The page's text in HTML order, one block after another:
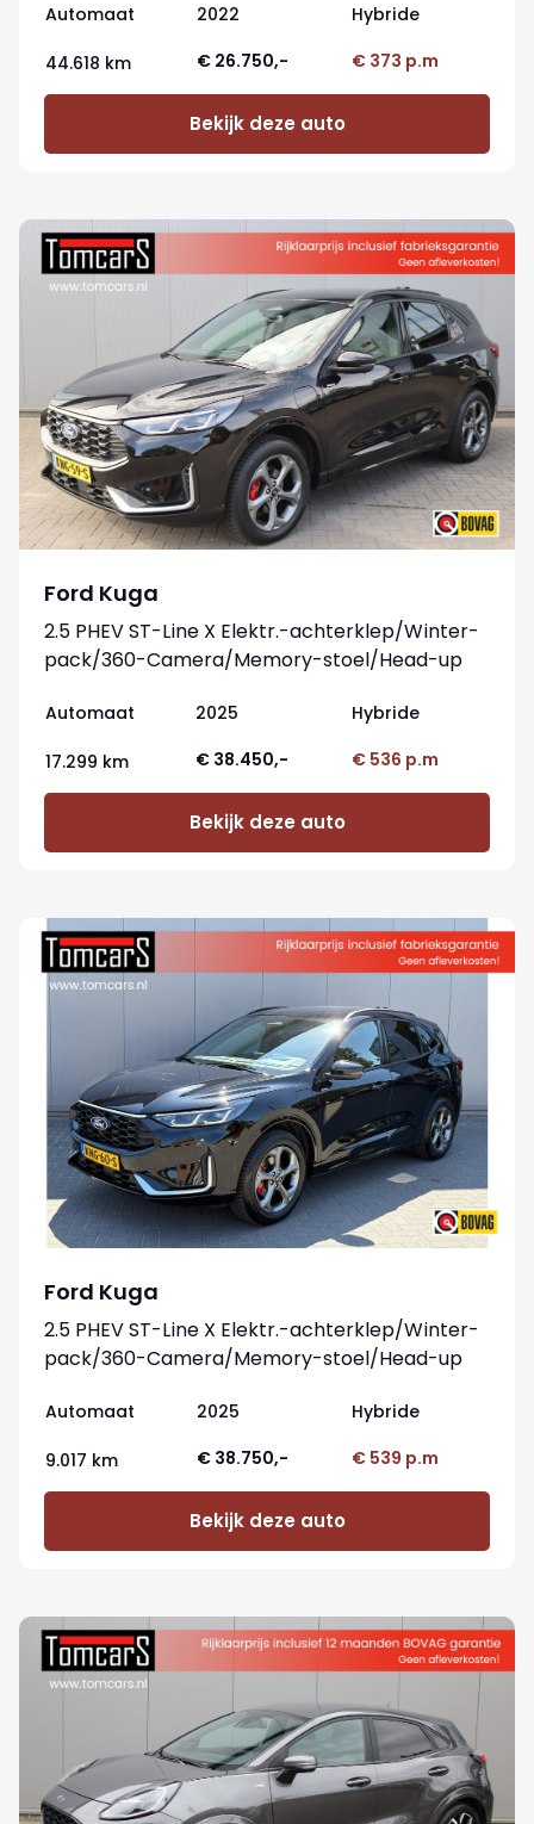
Automaat 2022 Hybride
44.618 km € 26.750,- € 373 p.m
Bekijk deze auto
Ford Kuga
2.5 PHEV ST-Line X Elektr.-achterklep/Winter-
pack/360-Camera/Memory-stoel/Head-up
Automaat 2025 Hybride
17.299 km € 38.450,- € 536 p.m
Bekijk deze auto
Ford Kuga
2.5 PHEV ST-Line X Elektr.-achterklep/Winter-
pack/360-Camera/Memory-stoel/Head-up
Automaat 2025 Hybride
9.017 km € 38.750,- € 539 p.m
Bekijk deze auto